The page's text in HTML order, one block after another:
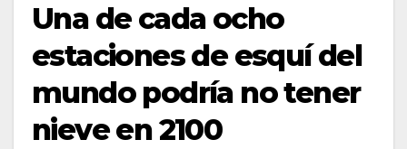
Una de cada ocho
estaciones de esquí del
mundo podría no tener
nieve en 2100